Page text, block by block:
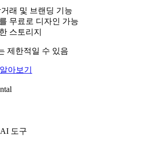
래 및 브랜딩 기능
무료로 디자인 가능
스토리지
제한적일 수 있음
아보기
도구